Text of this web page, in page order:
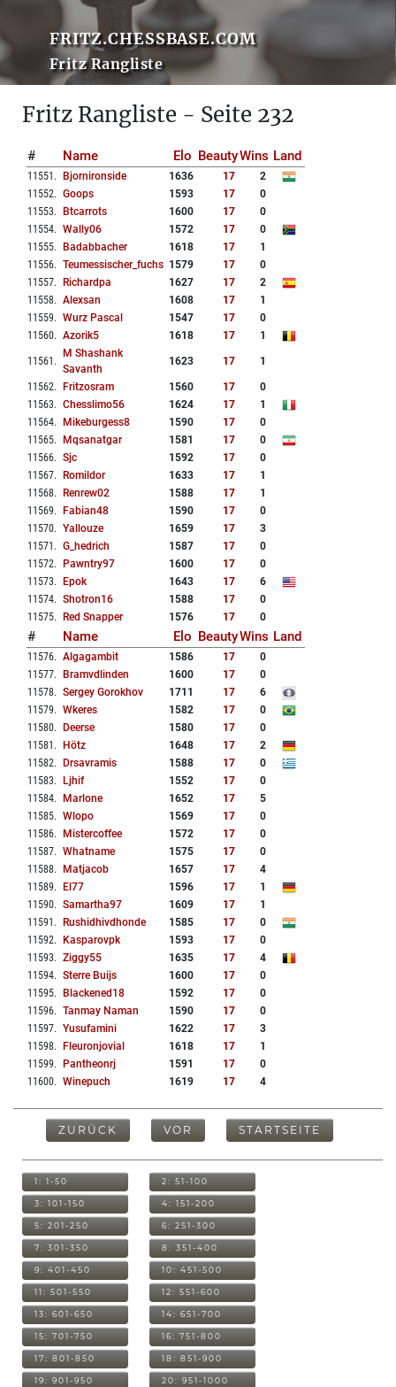
FRITZ.CHESSBASE.COM
Fritz Rangliste
Fritz Rangliste - Seite 232
# Name Elo BeautyWins Land
11551 . Bjornironside 1636 17
2
11552. Goops 1593 17
0
11553. Btcarrots 1600 17
0
11554. Wally06 1572 17
0
11555. Badabbacher 1618 17
1
11556. Teumessischer_fuchs 1579 17
0
11557. Richardpa 1627 17
2
11558. Alexsan 1608 17
1
11559. Wurz Pascal 1547 17
0
11560. Azorik5 1618 17 1
11561 .
M Shashank
Savanth
1623 17 1
11562. Fritzosram 1560 17
0
11563. Chesslimo56 1624 17
1
11564. Mikeburgess8 1590 17
0
11565. Mqsanatgar 1581 17
0
11566. Sjc 1592 17
0
11567. Romildor 1633 17
1
11568. Renrew02 1588 17
1
11569. Fabian48 1590 17
0
11570. Yallouze 1659 17
3
11571 . G_hedrich 1587 17
0
11572. Pawntry97 1600 17
0
11573. Epok 1643 17
6
11574. Shotron16 1588 17
0
11575. Red Snapper 1576 17 0
# Name Elo BeautyWins Land
11576. Algagambit 1586 17
0
11577. Bramvdlinden 1600 17
0
11578. Sergey Gorokhov 1711 17
6
11579. Wkeres 1582 17
0
11580. Deerse 1580 17
0
11581 . Hötz 1648 17
2
11582. Drsavramis 1588 17
0
11583. Ljhif 1552 17
0
11584. Marlone 1652 17
5
11585. Wlopo 1569 17
0
11586. Mistercoffee 1572 17
0
11587. Whatname 1575 17
0
11588. Matjacob 1657 17
4
11589. El77 1596 17
1
11590. Samartha97 1609 17
1
11591 . Rushidhivdhonde 1585 17
0
11592. Kasparovpk 1593 17
0
11593. Ziggy55 1635 17
4
11594. Sterre Buijs 1600 17
0
11595. Blackened18 1592 17
0
11596. Tanmay Naman 1590 17
0
11597. Yusufamini 1622 17
3
11598. Fleuronjovial 1618 17
1
11599. Pantheonrj 1591 17
0
11600. Winepuch 1619 17 4
ZURÜCK VOR STARTSEITE
1: 1-50 2: 51-100
3: 101-150 4: 151-200
5: 201-250 6: 251-300
7: 301-350 8: 351-400
9: 401-450 10: 451-500
11: 501-550 12: 551-600
13: 601-650 14: 651-700
15: 701-750 16: 751-800
17: 801-850 18: 851-900
19: 901-950 20: 951-1000